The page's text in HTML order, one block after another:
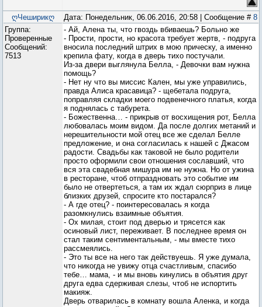
ღЧеширикღ Дата: Понедельник, 06.06.2016, 20:58 | Сообщение # 8
Группа:
Проверенные
Сообщений:
7513
- Ай, Алена ты, что гвоздь вбиваешь? Больно же
- Прости, прости, но красота требует жертв, - подруга
вносила последний штрих в мою прическу, а именно
крепила фату, когда в дверь тихо постучали.
Из-за двери выглянула Белла, - Девочки вам нужна
помощь?
- Нет ну что вы миссис Кален, мы уже управились,
правда Алиса красавица? - щебетала подруга,
поправляя складки моего подвенечного платья, когда
я поднялась с табурета.
- Божественна… - прикрыв от восхищения рот, Белла
любовалась моим видом. Да после долгих метаний и
нерешительности мой отец все же сделал Белле
предложение, и она согласилась к нашей с Джасом
радости. Свадьбы как таковой не было родители
просто оформили свои отношения сославший, что
вся эта свадебная мишура им не нужна. Но от ужина
в ресторане, чтоб отпраздновать это событие им
было не отвертеться, а там их ждал сюрприз в лице
близких друзей, спросите кто постарался?
- А где отец? - поинтересовалась я когда
разомкнулись взаимные объятия.
- Ох милая, стоит под дверью и трясется как
осиновый лист, переживает. В последнее время он
стал таким сентиментальным, - мы вместе тихо
рассмеялись.
- Это ты все на него так действуешь. Я уже думала,
что никогда не увижу отца счастливым, спасибо
тебе… мама, - и мы вновь кинулись в объятия друг
друга едва сдерживая слезы, чтоб не испортить
макияж.
Дверь отварилась в комнату вошла Аленка, и когда